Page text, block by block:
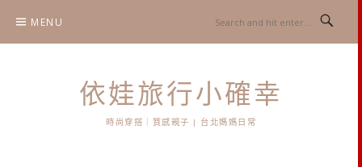
content
MENU
依娃旅行小確幸
時尚穿搭｜質感親子 | 台北媽媽日常